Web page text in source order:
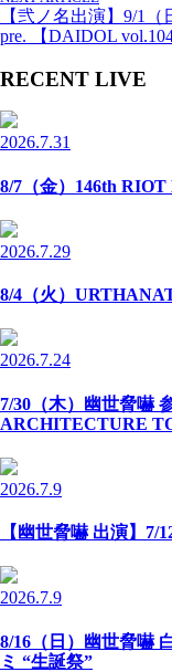
【弐ノ名出演】9/1
pre. 【DAIDOL vol.104
RECENT LIVE
2026.7.31
8/7（金）146th RIOT
2026.7.29
8/4（火）
2026.7.24
7/30（木）幽世脅嚇
ARCHITECTURE
2026.7.9
【幽世脅嚇 出演】7/
2026.7.9
8/16（日）幽世脅嚇
ミ “生誕祭”